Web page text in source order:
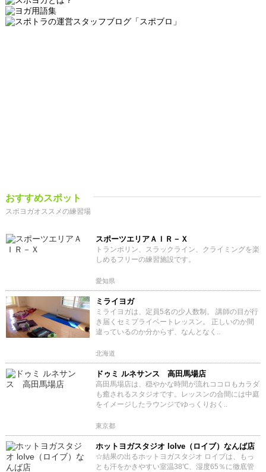
おすすめスポット
スポヨガオススメの練習場
スポーツエリアＡＩＲ－Ｘ
トランポリン、スラックライン、クライミングを楽
しめるフリーの練習施設です。
愛知県
ミライヨガ
ミライヨガは、定員5名の少人数制。 講師の目が行
き届くセミプライベートレッスン。 正しいのか間
違っているのか分からず、なんとなく..
北海道
ドゥミ ルネサンス 高田馬場店
高田馬場店は、穏やかな時間が流れココロもカラダ
も癒されるスタジオです。レッスンの合間には中庭
をイメージしたラウンジでゆっくりおく..
東京都
ホットヨガスタジオ loIve（ロイブ）なんば店
☆結果の出るホットヨガスタジオ ロイブは、もっ
とも汗をかきやすい室温38℃、湿度65％に徹底管